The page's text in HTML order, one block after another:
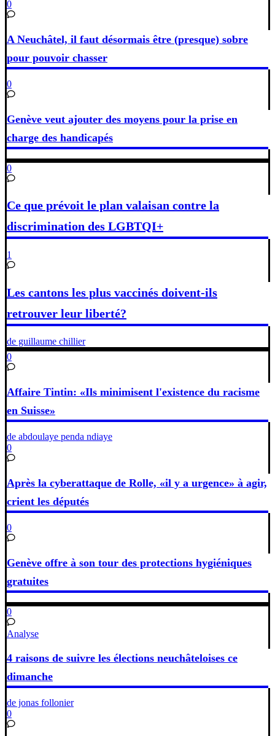
0
A Neuchâtel, il faut désormais être (presque) sobre
pour pouvoir chasser
0
Genève veut ajouter des moyens pour la prise en
charge des handicapés
0
Ce que prévoit le plan valaisan contre la
discrimination des LGBTQI+
1
Les cantons les plus vaccinés doivent-ils
retrouver leur liberté?
de guillaume chillier
0
Affaire Tintin: «Ils minimisent l'existence du racisme
en Suisse»
de abdoulaye penda ndiaye
0
Après la cyberattaque de Rolle, «il y a urgence» à agir,
crient les députés
0
Genève offre à son tour des protections hygiéniques
gratuites
0
Analyse
4 raisons de suivre les élections neuchâteloises ce
dimanche
de jonas follonier
0